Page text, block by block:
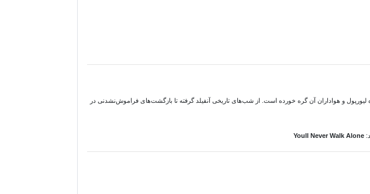
و هواداران آن گره خورده است. از شب‌های تاریخی آنفیلد گرفته تا بازگشت‌های فراموش‌نشدنی در
Youll Never Walk Alone